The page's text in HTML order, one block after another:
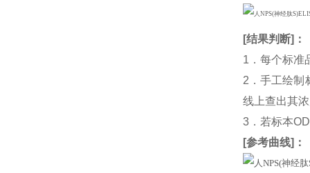
[结果判断]：
1．每个标准
2．手工绘制
线上查出其
3．若标本
[参考曲线]：